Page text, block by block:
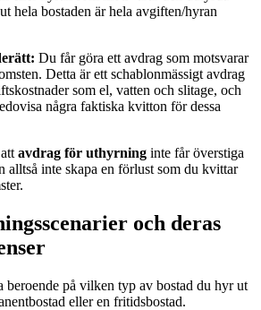
hela bostaden är hela avgiften/hyran
Du får göra ett avdrag som motsvarar
Detta är ett schablonmässigt avdrag
som el, vatten och slitage, och
några faktiska kvitton för dessa
avdrag för uthyrning inte får överstiga
alltså inte skapa en förlust som du kvittar
och deras
beroende på vilken typ av bostad du hyr ut
eller en fritidsbostad.